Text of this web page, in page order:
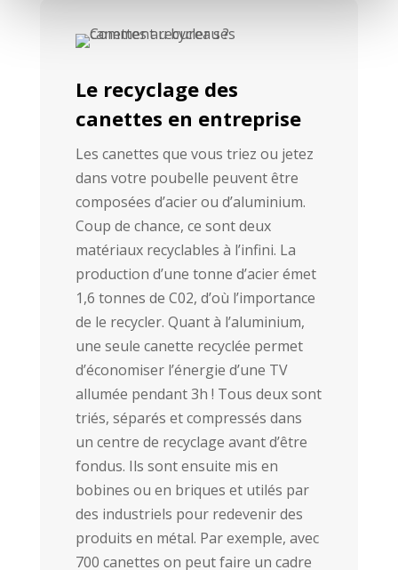
Le recyclage des
canettes en entreprise
Les canettes que vous triez ou jetez
dans votre poubelle peuvent être
composées d’acier ou d’aluminium.
Coup de chance, ce sont deux
matériaux recyclables à l’infini. La
production d’une tonne d’acier émet
1,6 tonnes de C02, d’où l’importance
de le recycler. Quant à l’aluminium,
une seule canette recyclée permet
d’économiser l’énergie d’une TV
allumée pendant 3h ! Tous deux sont
triés, séparés et compressés dans
un centre de recyclage avant d’être
fondus. Ils sont ensuite mis en
bobines ou en briques et utilés par
des industriels pour redevenir des
produits en métal. Par exemple, avec
700 canettes on peut faire un cadre